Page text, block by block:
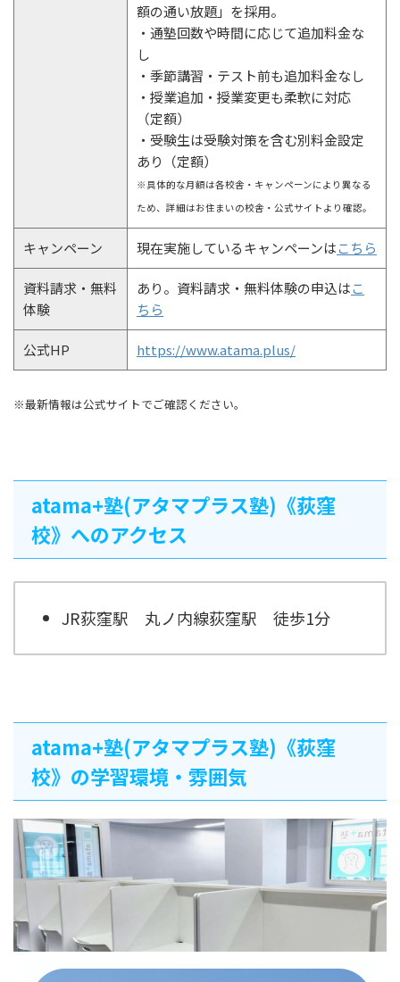
額の通い放題」を採用。
・通塾回数や時間に応じて追加料金な
し
・季節講習・テスト前も追加料金なし
・授業追加・授業変更も柔軟に対応
（定額）
・受験生は受験対策を含む別料金設定
あり（定額）
※具体的な月額は各校舎・キャンペーンにより異なる
ため、詳細はお住まいの校舎・公式サイトより確認。
キャンペーン 現在実施しているキャンペーンはこちら
資料請求・無料
体験
あり。資料請求・無料体験の申込はこ
ちら
公式HP https://www.atama.plus/
※最新情報は公式サイトでご確認ください。
atama+塾(アタマプラス塾)《荻窪
校》へのアクセス
JR荻窪駅 丸ノ内線荻窪駅 徒歩1分
atama+塾(アタマプラス塾)《荻窪
校》の学習環境・雰囲気